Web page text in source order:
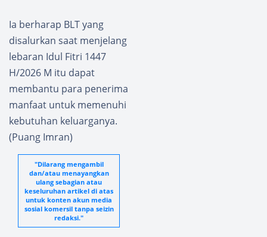
Ia berharap BLT yang
disalurkan saat menjelang
lebaran Idul Fitri 1447
H/2026 M itu dapat
membantu para penerima
manfaat untuk memenuhi
kebutuhan keluarganya.
(Puang Imran)
"Dilarang mengambil
dan/atau menayangkan
ulang sebagian atau
keseluruhan artikel di atas
untuk konten akun media
sosial komersil tanpa seizin
redaksi."